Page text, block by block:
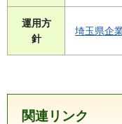
運用方
針
埼玉県企
関連リンク